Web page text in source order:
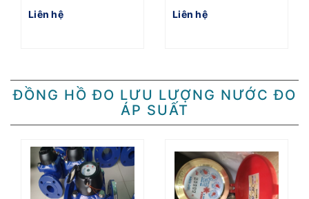
Liên hệ
Liên hệ
ĐỒNG HỒ ĐO LƯU LƯỢNG NƯỚC ĐO
ÁP SUẤT